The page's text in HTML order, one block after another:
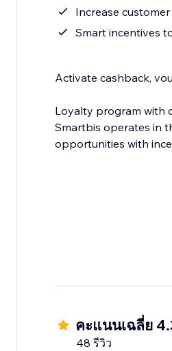
Increase
Smart incentives
Activate cashback,
Loyalty program with
Smartbis operates in
opportunities with
คะแนนเฉลี่ย
48 รีวิว